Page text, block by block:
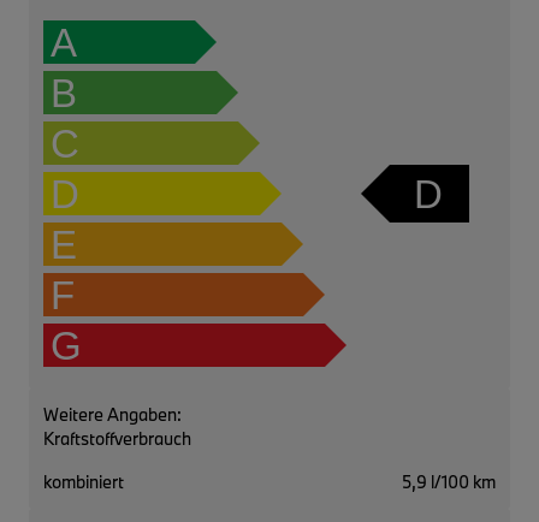
A
B
C
D
E
F
G
D
Weitere Angaben:
Kraftstoffverbrauch
kombiniert
5,9 l/100 km